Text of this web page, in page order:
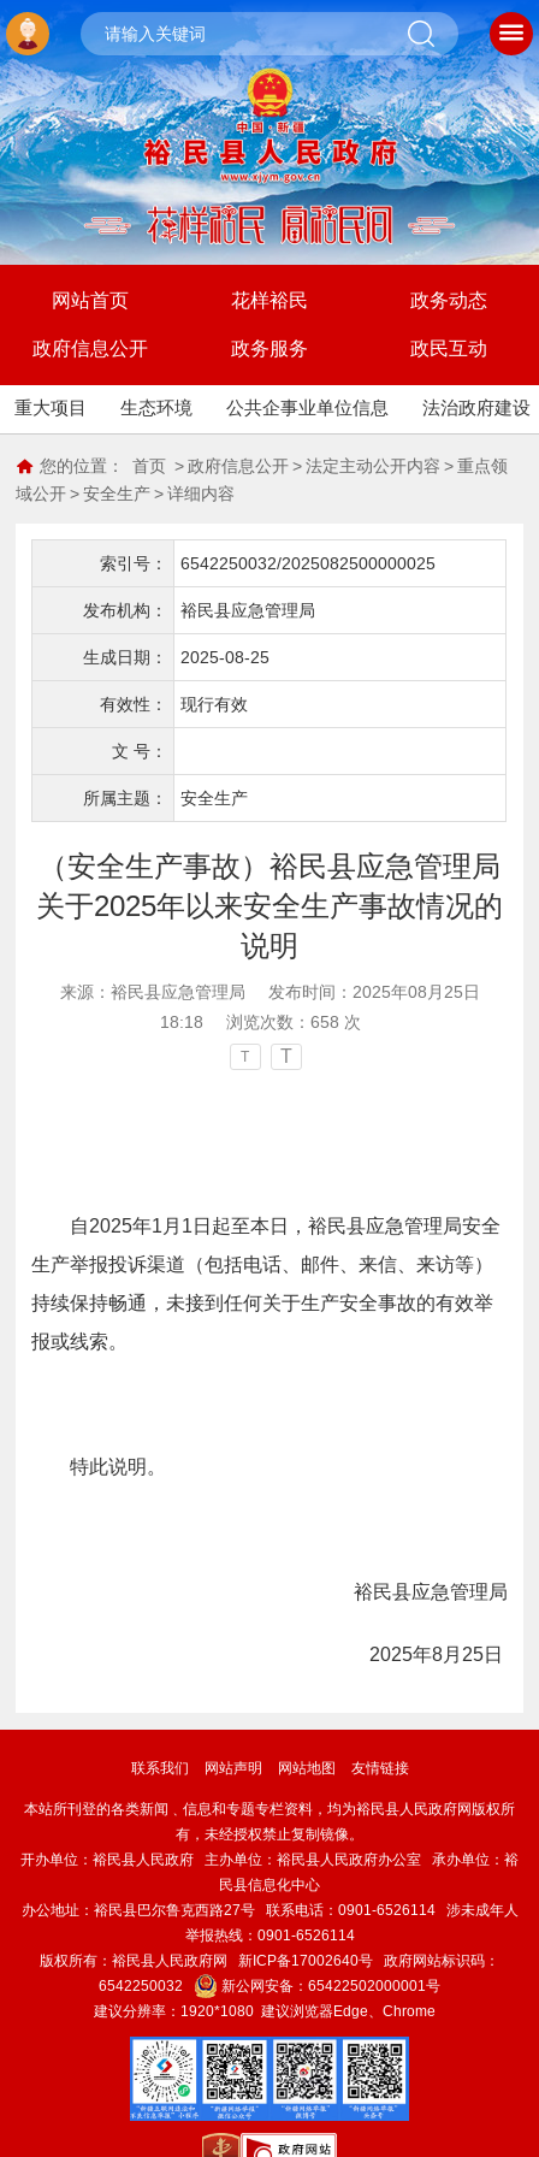
网站首页 花样裕民 政务动态
政府信息公开 政务服务 政民互动
重大项目 生态环境 公共企事业单位信息 法治政府建设
您的位置： 首页 > 政府信息公开 > 法定主动公开内容 > 重点领
域公开 > 安全生产 > 详细内容
索引号： 6542250032/2025082500000025
发布机构： 裕民县应急管理局
生成日期： 2025-08-25
有效性： 现行有效
文 号：
所属主题： 安全生产
（安全生产事故）裕民县应急管理局
关于2025年以来安全生产事故情况的
说明
来源：裕民县应急管理局
发布时间：2025年08月25日
18:18
浏览次数： 658 次
T T
自2025年1月1日起至本日，裕民县应急管理局安全
生产举报投诉渠道（包括电话、邮件、来信、来访等）
持续保持畅通，未接到任何关于生产安全事故的有效举
报或线索。
特此说明。
裕民县应急管理局
2025年8月 25日
联系我们 网站声明 网站地图 友情链接
本站所刊登的各类新闻﹑信息和专题专栏资料，均为裕民县人民政府网版权所
有，未经授权禁止复制镜像。
开办单位：裕民县人民政府 主办单位：裕民县人民政府办公室 承办单位：裕
民县信息化中心
办公地址：裕民县巴尔鲁克西路27号 联系电话：0901-6526114 涉未成年人
举报热线：0901-6526114
版权所有：裕民县人民政府网 新ICP备17002640号 政府网站标识码：
6542250032
新公网安备： 65422502000001号
建议分辨率：1920*1080 建议浏览器Edge、Chrome